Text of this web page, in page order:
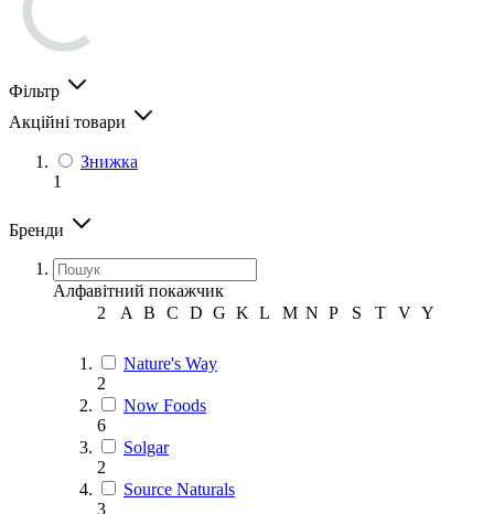
Фільтр
Акційні товари
Знижка
1
Бренди
Алфавітний покажчик
2
A B C D G K L M N P S T V Y
Nature's Way
2
Now Foods
6
Solgar
2
Source Naturals
3